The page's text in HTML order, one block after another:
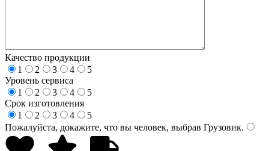
Качество продукции
1
2 3 4
5
Уровень сервиса
1
2 3 4
5
Срок изготовления
1
2 3 4
5
Пожалуйста, докажите, что вы человек, выбрав Грузовик.